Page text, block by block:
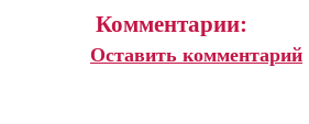
Комментарии:
Оставить комментарий